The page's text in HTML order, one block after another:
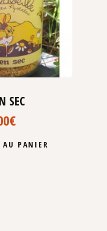
SEC
€
AU PANIER